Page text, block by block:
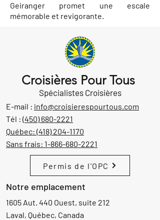
Geiranger promet une escale
mémorable et revigorante.
Croisières Pour Tous
Spécialistes Croisières
E-mail : info@croisierespourtous.com
Tél : (450) 680-2221
Québec: (418) 204-1170
Sans frais: 1-866-680-2221
Permis de l'OPC
Notre emplacement
1605 Aut. 440 Ouest, suite 212
Laval, Québec, Canada